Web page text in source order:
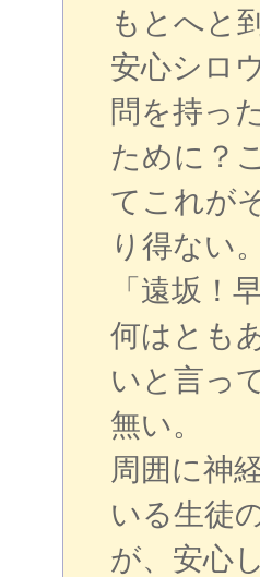
もとへと
安心シロ
問を持っ
ために？
てこれが
り得ない。
「遠坂！
何はとも
いと言っ
無い。
周囲に神
いる生徒
が、安心